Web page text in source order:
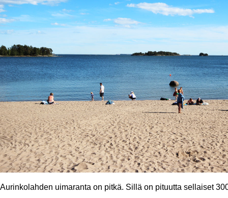
Aurinkolahden uimaranta on pitkä. Sillä on pituutta sellaiset